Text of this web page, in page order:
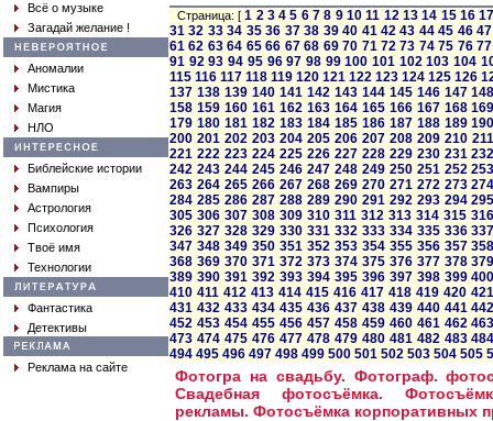
Всё о музыке
Загадай желание !
Аномалии
Мистика
Магия
НЛО
Библейские истории
Вампиры
Астрология
Психология
Твоё имя
Технологии
Фантастика
Детективы
Реклама на сайте
Страница: [1 2 3 4 5 6 7 8 9 10 11 12 13 14 15 16
31 32 33 34 35 36 37 38 39 40 41 42 43 44 45 46 47
61 62 63 64 65 66 67 68 69 70 71 72 73 74 75 76 77
91 92 93 94 95 96 97 98 99 100 101 102 103 104
115 116 117 118 119 120 121 122 123 124 125 126
137 138 139 140 141 142 143 144 145 146 147
158 159 160 161 162 163 164 165 166 167 168
179 180 181 182 183 184 185 186 187 188 189
200 201 202 203 204 205 206 207 208 209 210 211
221 222 223 224 225 226 227 228 229 230 231
242 243 244 245 246 247 248 249 250 251 252
263 264 265 266 267 268 269 270 271 272 273
284 285 286 287 288 289 290 291 292 293 294
305 306 307 308 309 310 311 312 313 314 315 316
326 327 328 329 330 331 332 333 334 335 336
347 348 349 350 351 352 353 354 355 356 357
368 369 370 371 372 373 374 375 376 377 378
389 390 391 392 393 394 395 396 397 398 399
410 411 412 413 414 415 416 417 418 419 420 421
431 432 433 434 435 436 437 438 439 440 441
452 453 454 455 456 457 458 459 460 461 462
473 474 475 476 477 478 479 480 481 482 483
494 495 496 497 498 499 500 501 502 503 504 505
Фотогра на свадьбу. Фотограф.
Свадебная фотосъёмка.
рекламы. Фотосъёмка корпоративных